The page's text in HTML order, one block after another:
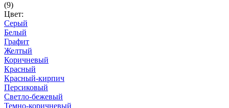
(9)
Цвет:
Серый
Белый
Графит
Желтый
Коричневый
Красный
Красный-кирпич
Персиковый
Светло-бежевый
Темно-коричневый